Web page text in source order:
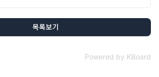
목록보기
Powered by KBoard